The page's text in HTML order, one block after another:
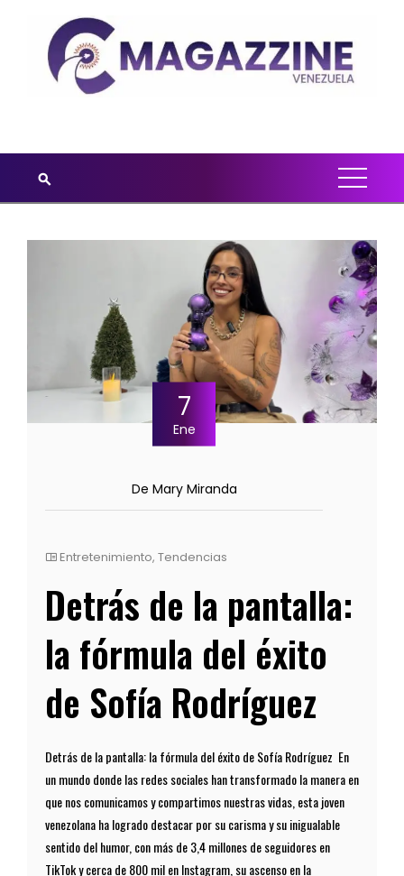
7
Ene
De Mary Miranda
Entretenimiento, Tendencias
Detrás de la pantalla:
la fórmula del éxito
de Sofía Rodríguez
Detrás de la pantalla: la fórmula del éxito de Sofía Rodríguez En
un mundo donde las redes sociales han transformado la manera en
que nos comunicamos y compartimos nuestras vidas, esta joven
venezolana ha logrado destacar por su carisma y su inigualable
sentido del humor, con más de 3,4 millones de seguidores en
TikTok y cerca de 800 mil en Instagram, su ascenso en la